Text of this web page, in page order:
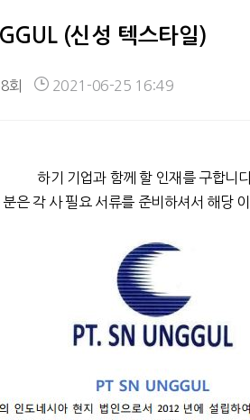
(신성 텍스타일)
회 2021-06-25 16:49
하기 기업과 함께 할 인재를 구합니
은 각 사 필요 서류를 준비하셔서 해당